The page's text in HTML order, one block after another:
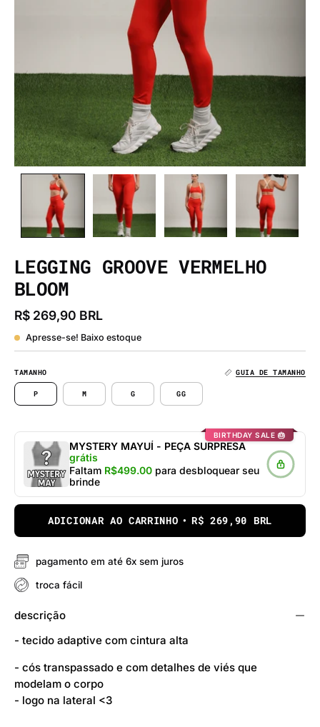
LEGGING GROOVE VERMELHO
BLOOM
R$ 269,90 BRL
Apresse-se! Baixo estoque
TAMANHO GUIA DE TAMANHO
P M G GG
BIRTHDAY SALE 🎂
MYSTERY MAYUÍ - PEÇA SURPRESA
grátis
Faltam R$499.00 para desbloquear seu
brinde
ADICIONAR AO CARRINHO R$ 269,90 BRL
pagamento em até 6x sem juros
troca fácil
descrição
- tecido adaptive com cintura alta
- cós transpassado e com detalhes de viés que
modelam o corpo
- logo na lateral <3